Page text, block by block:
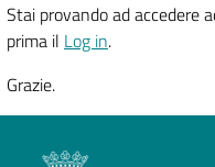
VISITA
i
spazi
Stai provando ad accedere
prima il Log in.
Grazie.